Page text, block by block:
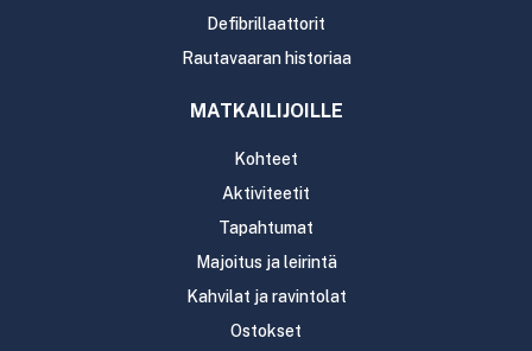
Defibrillaattorit
Rautavaaran historiaa
MATKAILIJOILLE
Kohteet
Aktiviteetit
Tapahtumat
Majoitus ja leirintä
Kahvilat ja ravintolat
Ostokset